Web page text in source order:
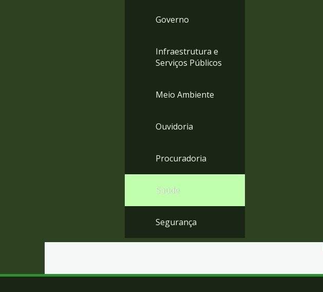
Governo
Infraestrutura e
Serviços Públicos
Meio Ambiente
Ouvidoria
Procuradoria
Saúde
Segurança